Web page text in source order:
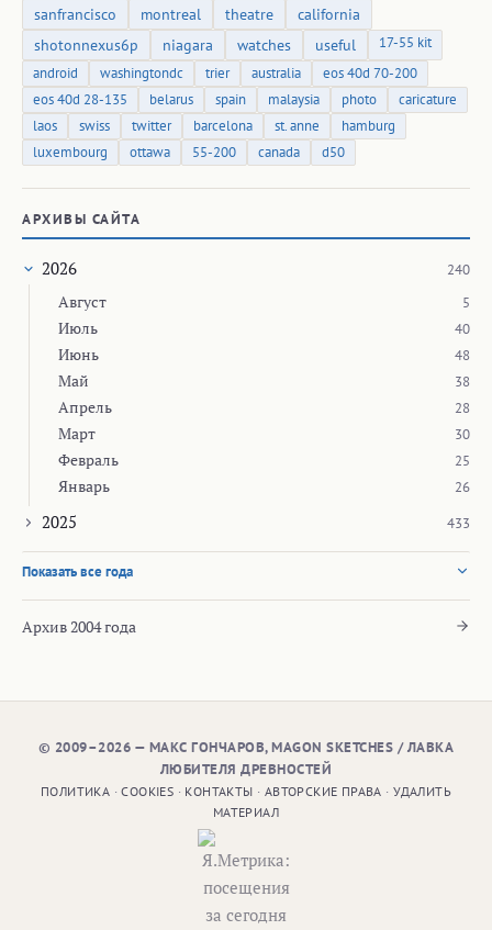
sanfrancisco
montreal theatre
california
shotonnexus6p
niagara watches useful
17-55 kit
android
washingtondc trier australia
eos 40d 70-200
eos 40d 28-135
belarus spain malaysia photo
caricature
laos
swiss twitter barcelona st. anne
hamburg
luxembourg
ottawa 55-200 canada d50
АРХИВЫ САЙТА
2026 240
Август 5
Июль 40
Июнь 48
Май 38
Апрель 28
Март 30
Февраль 25
Январь 26
2025 433
Показать все года
Архив 2004 года
© 2009–2026 — МАКС ГОНЧАРОВ, MAGON SKETCHES / ЛАВКА
ЛЮБИТЕЛЯ ДРЕВНОСТЕЙ
ПОЛИТИКА ·COOKIES · КОНТАКТЫ · АВТОРСКИЕ ПРАВА ·УДАЛИТЬ
МАТЕРИАЛ